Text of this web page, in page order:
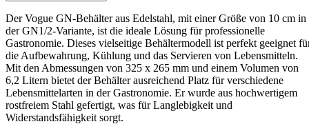
Der Vogue GN-Behälter aus Edelstahl, mit einer Größe von 10 cm in
der GN1/2-Variante, ist die ideale Lösung für professionelle
Gastronomie. Dieses vielseitige Behältermodell ist perfekt geeignet
die Aufbewahrung, Kühlung und das Servieren von Lebensmitteln.
Mit den Abmessungen von 325 x 265 mm und einem Volumen von
6,2 Litern bietet der Behälter ausreichend Platz für verschiedene
Lebensmittelarten in der Gastronomie. Er wurde aus hochwertigem
rostfreiem Stahl gefertigt, was für Langlebigkeit und
Widerstandsfähigkeit sorgt.